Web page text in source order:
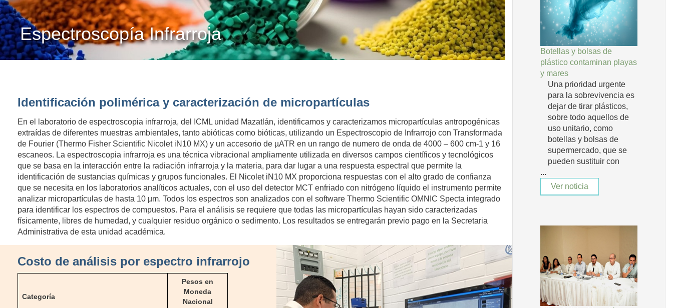
Espectroscopía Infrarroja
Identificación polimérica y caracterización de micropartículas
En el laboratorio de espectroscopia infrarroja, del ICML unidad Mazatlán, identificamos y caracterizamos micropartículas antropogénicas
extraídas de diferentes muestras ambientales, tanto abióticas como bióticas, utilizando un Espectroscopio de Infrarrojo con Transformada
de Fourier (Thermo Fisher Scientific Nicolet iN10 MX) y un accesorio de µATR en un rango de numero de onda de 4000 – 600 cm-1 y 16
escaneos. La espectroscopia infrarroja es una técnica vibracional ampliamente utilizada en diversos campos científicos y tecnológicos
que se basa en la interacción entre la radiación infrarroja y la materia, para dar lugar a una respuesta espectral que permite la
identificación de sustancias químicas y grupos funcionales. El Nicolet iN10 MX proporciona respuestas con el alto grado de confianza
que se necesita en los laboratorios analíticos actuales, con el uso del detector MCT enfriado con nitrógeno líquido el instrumento permite
analizar micropartículas de hasta 10 µm. Todos los espectros son analizados con el software Thermo Scientific OMNIC Specta integrado
para identificar los espectros de compuestos. Para el análisis se requiere que todas las micropartículas hayan sido caracterizadas
físicamente, libres de humedad, y cualquier residuo orgánico o sedimento. Los resultados se entregarán previo pago en la Secretaria
Administrativa de esta unidad académica.
Costo de análisis por espectro infrarrojo
Categoría
Pesos en
Moneda
Nacional
Botellas y bolsas de
plástico contaminan playas
y mares
Una prioridad urgente
para la sobrevivencia es
dejar de tirar plásticos,
sobre todo aquellos de
uso unitario, como
botellas y bolsas de
supermercado, que se
pueden sustituir con
...
Ver noticia